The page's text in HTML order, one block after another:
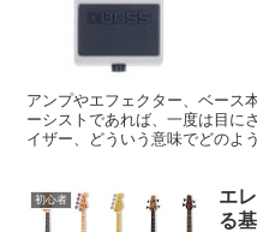
アンプやエフェクター、ベース
ーシストであれば、一度は目に
イザー、どういう意味でどのよ
初心者
エ
る